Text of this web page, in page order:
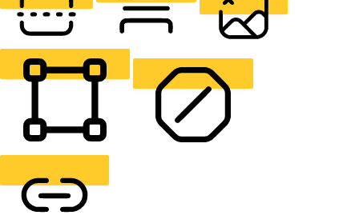
READING LINE READING MASK HIDE IMAGES
HIGHLIGHT CONTENT